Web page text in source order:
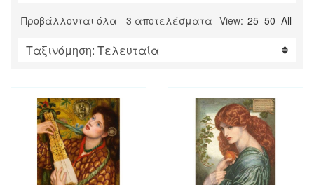
Προβάλλονται όλα - 3 αποτελέσματα Sorted
View: 25 50 All